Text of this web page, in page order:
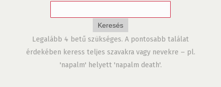
Legalább 4 betű szükséges. A pontosabb találat
érdekében keress teljes szavakra vagy nevekre – pl.
'napalm' helyett 'napalm death'.